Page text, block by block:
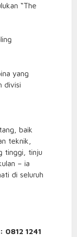
“The
yang
divisi
baik
teknik,
tinggi, tinju
– ia
di seluruh
0812 1241